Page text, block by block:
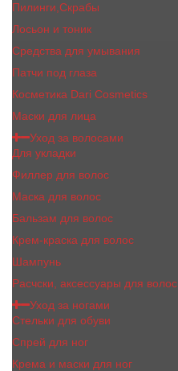
Пилинги,Скрабы
Лосьон и тоник
Средства для умывания
Патчи под глаза
Косметика Dari Cosmetics
Маски для лица
Уход за волосами
Для укладки
Филлер для волос
Маска для волос
Бальзам для волос
Крем-краска для волос
Шампунь
Расчски, аксессуары для волос
Уход за ногами
Стельки для обуви
Спрей для ног
Крема и маски для ног